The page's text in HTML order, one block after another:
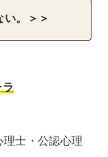
い。＞＞
士・公認心理